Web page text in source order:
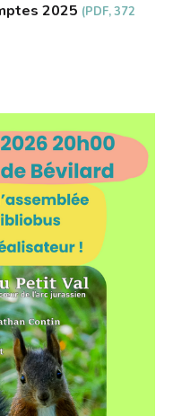
2025 (PDF, 372